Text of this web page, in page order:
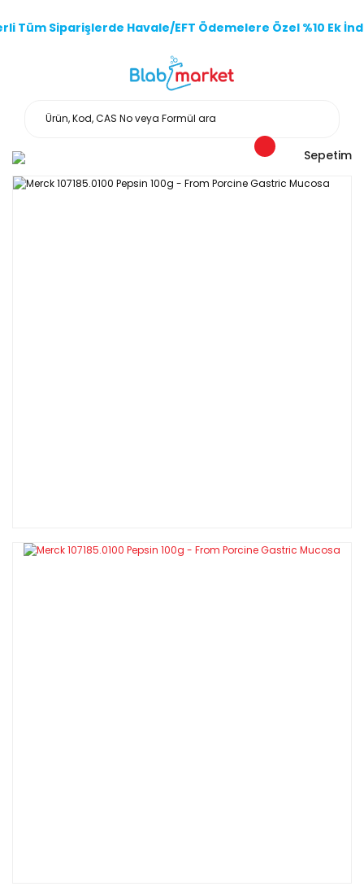
Tüm Siparişlerde Havale/EFT Ödemelere Özel %10 Ek
Sepetim